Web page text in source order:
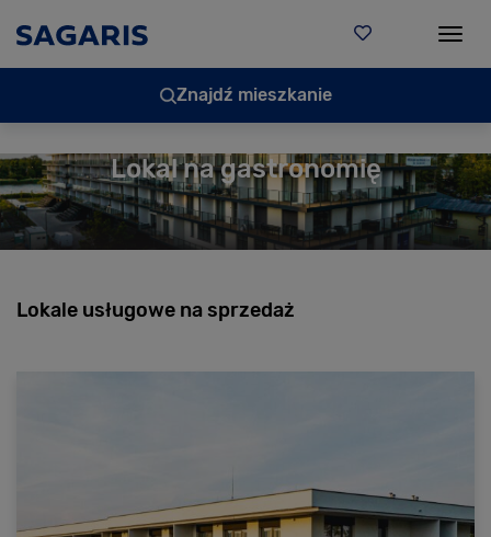
Znajdź mieszkanie
Lokal na gastronomię
Lokale usługowe na sprzedaż